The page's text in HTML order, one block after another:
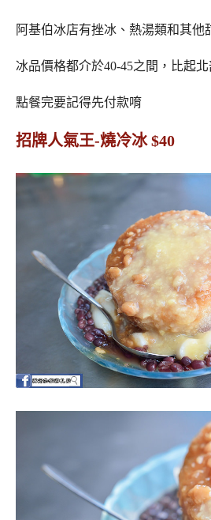
阿基伯冰店有挫冰、熱湯類和其他
冰品價格都介於40-45之間，比起
點餐完要記得先付款唷
招牌人氣王-燒冷冰 $40